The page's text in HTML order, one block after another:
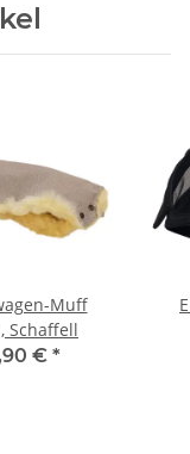
Muff
Schaffell
€ *